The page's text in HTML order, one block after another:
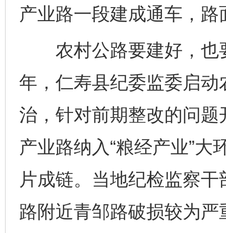
产业路一段建成通车，
农村公路要建好，也
年，仁寿县纪委监委启
治，针对前期整改的问
产业路纳入“粮经产业”
片成链。当地纪检监察
路附近青邹路破损较为